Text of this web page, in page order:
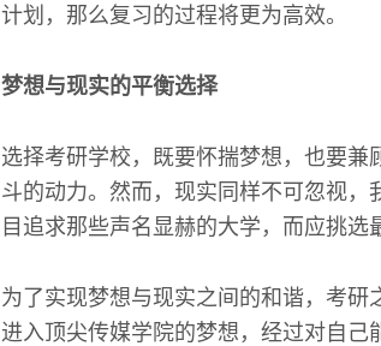
计划，那么复习的过程将更为高效。
梦想与现实的平衡选择
选择考研学校，既要怀揣梦想，也要
斗的动力。然而，现实同样不可忽视
目追求那些声名显赫的大学，而应挑选
为了实现梦想与现实之间的和谐，考
进入顶尖传媒学院的梦想，经过对自